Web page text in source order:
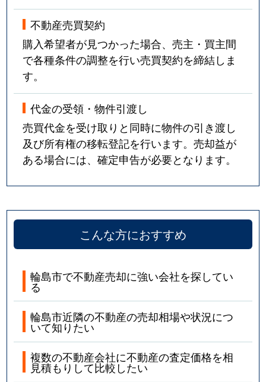
不動産売買契約
購入希望者が見つかった場合、売主・買主間
で各種条件の調整を行い売買契約を締結しま
す。
代金の受領・物件引渡し
売買代金を受け取りと同時に物件の引き渡し
及び所有権の移転登記を行います。売却益が
ある場合には、確定申告が必要となります。
こんな方におすすめ
輪島市で不動産売却に強い会社を探してい
る
輪島市近隣の不動産の売却相場や状況につ
いて知りたい
複数の不動産会社に不動産の査定価格を相
見積もりして比較したい